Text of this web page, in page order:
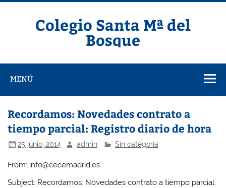
Saltar
Colegio Santa Mª del
Bosque
MENÚ
Recordamos: Novedades contrato a
tiempo parcial: Registro diario de hora
25 junio, 2014 admin Sin categoría
From: info@cecemadrid.es
Subject: Recordamos: Novedades contrato a tiempo parcial: